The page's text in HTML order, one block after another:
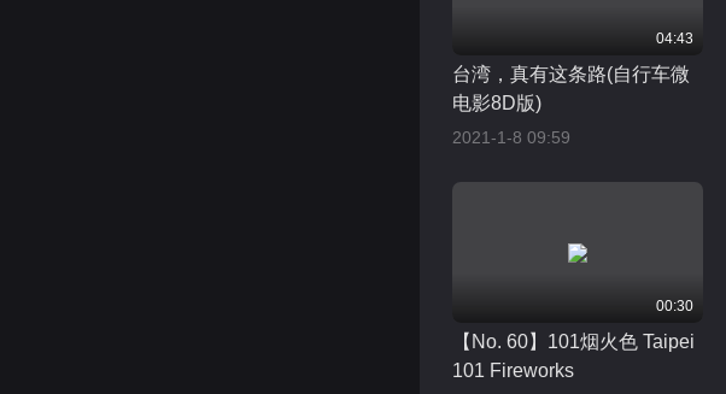
04:43
台湾，真有这条路(自行车微
电影8D版)
2021-1-8 09:59
00:30
【No. 60】101烟火色 Taipei
101 Fireworks